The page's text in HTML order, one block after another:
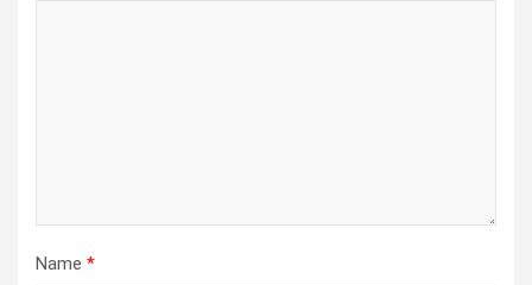
Name *